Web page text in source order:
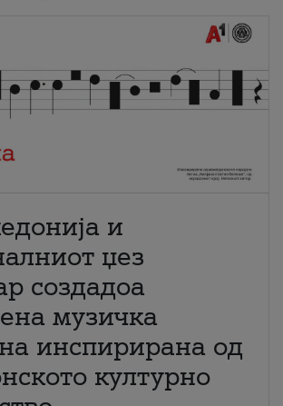
и
џез
создадоа
музичка
инспирирана од
културно